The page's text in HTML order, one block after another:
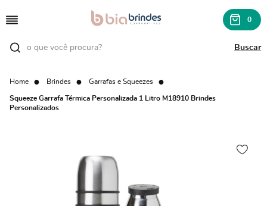
0
Home Brindes Garrafas e Squeezes
Squeeze Garrafa Térmica Personalizada 1 Litro M18910 Brindes
Personalizados